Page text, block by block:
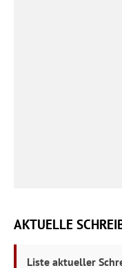
AKTUELLE
Liste aktueller